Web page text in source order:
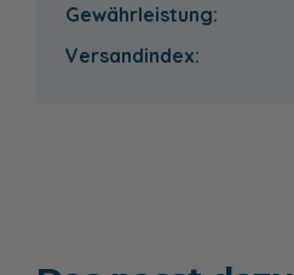
Gewährleistung:
Versandindex: